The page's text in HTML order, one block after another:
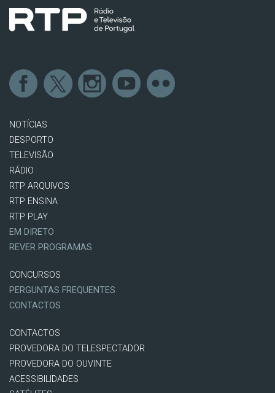
NOTÍCIAS
DESPORTO
TELEVISÃO
RÁDIO
RTP ARQUIVOS
RTP ENSINA
RTP PLAY
EM DIRETO
REVER PROGRAMAS
CONCURSOS
PERGUNTAS FREQUENTES
CONTACTOS
CONTACTOS
PROVEDORA DO TELESPECTADOR
PROVEDORA DO OUVINTE
ACESSIBILIDADES